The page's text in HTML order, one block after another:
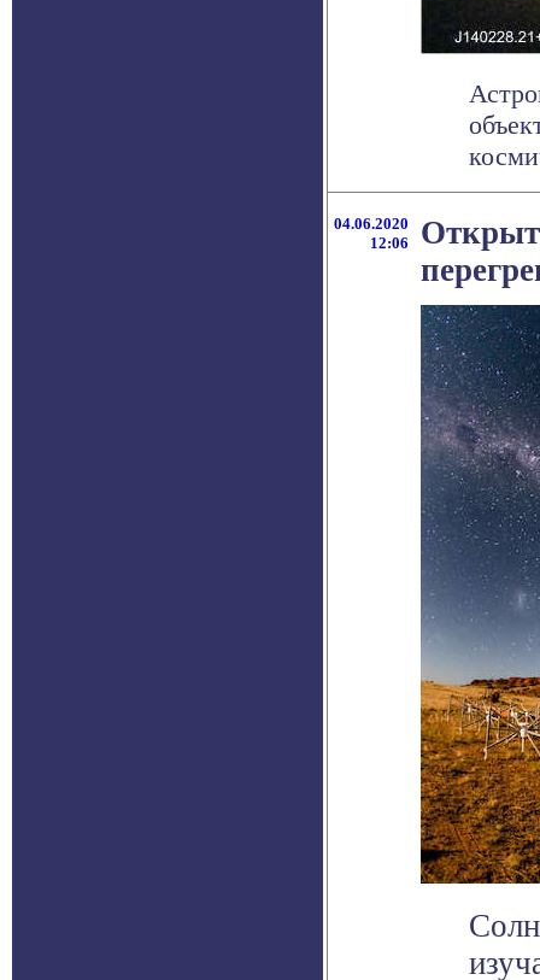
04.06.2020
12:06